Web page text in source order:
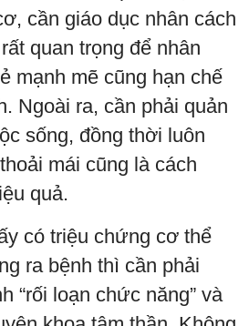
cần giáo dục nhân cách
quan trọng để nhân
mạnh mẽ cũng hạn chế
Ngoài ra, cần phải quản
sống, đồng thời luôn
mái cũng là cách
quả.
có triệu chứng cơ thể
ra bệnh thì cần phải
“rối loạn chức năng” và